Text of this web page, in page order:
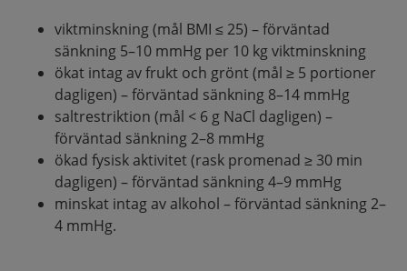
viktminskning (mål BMI ≤ 25) – förväntad
sänkning 5–10 mmHg per 10 kg viktminskning
ökat intag av frukt och grönt (mål ≥ 5 portioner
dagligen) – förväntad sänkning 8–14 mmHg
saltrestriktion (mål < 6 g NaCl dagligen) –
förväntad sänkning 2–8 mmHg
ökad fysisk aktivitet (rask promenad ≥ 30 min
dagligen) – förväntad sänkning 4–9 mmHg
minskat intag av alkohol – förväntad sänkning 2–
4 mmHg.